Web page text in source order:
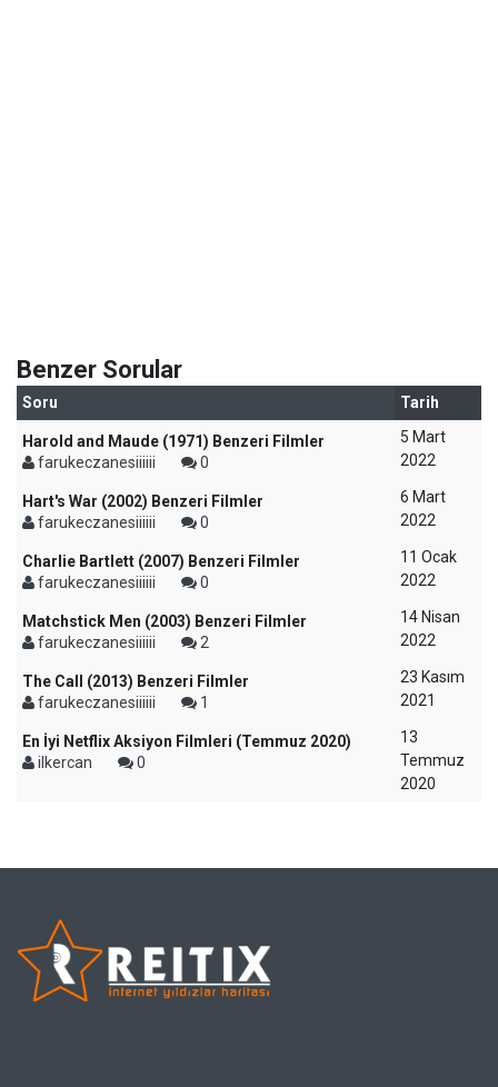
Benzer Sorular
Soru Tarih
Harold and Maude (1971) Benzeri Filmler
farukeczanesiiiiii
0
5 Mart
2022
Hart's War (2002) Benzeri Filmler
farukeczanesiiiiii
0
6 Mart
2022
Charlie Bartlett (2007) Benzeri Filmler
farukeczanesiiiiii
0
11 Ocak
2022
Matchstick Men (2003) Benzeri Filmler
farukeczanesiiiiii
2
14 Nisan
2022
The Call (2013) Benzeri Filmler
farukeczanesiiiiii
1
23 Kasım
2021
En İyi Netflix Aksiyon Filmleri (Temmuz 2020)
ilkercan
0
13
Temmuz
2020